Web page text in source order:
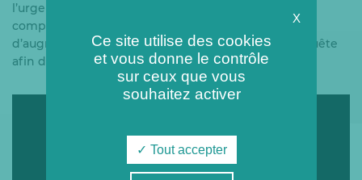
l’urgence écologique. L’un des colocataires se rend
compte que la facture de chauffage ne cesse
d’augmenter. Il décide avec Lily de mener leur enquête
afin de comprendre la raison de cette hausse.
X
Ce site utilise des cookies
et vous donne le contrôle
sur ceux que vous
souhaitez activer
Tout accepter